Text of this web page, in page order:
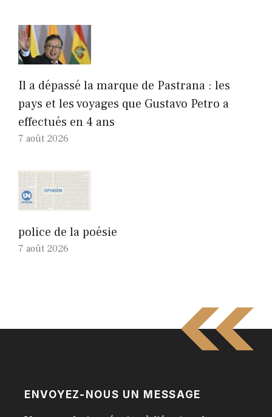
Il a dépassé la marque de Pastrana : les
pays et les voyages que Gustavo Petro a
effectués en 4 ans
7 août 2026
police de la poésie
7 août 2026
ENVOYEZ-NOUS UN MESSAGE